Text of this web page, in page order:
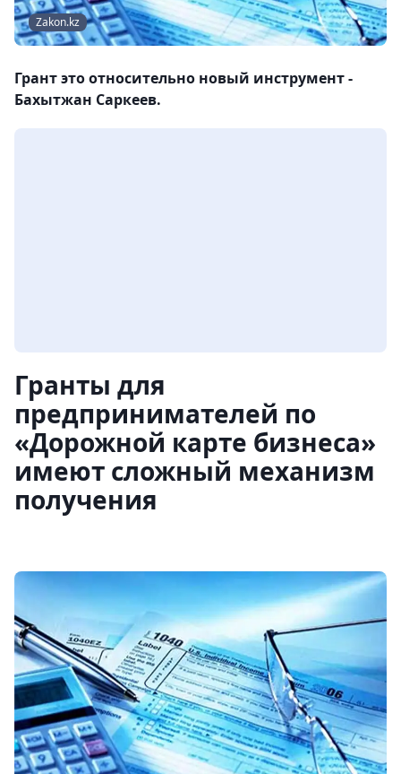
Zakon.kz
Грант это относительно новый инструмент -
Бахытжан Саркеев.
Гранты для
предпринимателей по
«Дорожной карте бизнеса»
имеют сложный механизм
получения